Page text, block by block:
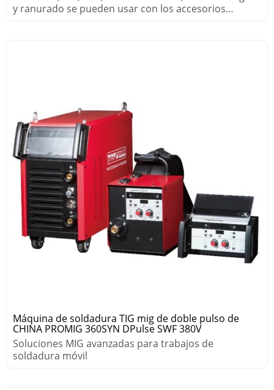
y ranurado se pueden usar con los accesorios
Máquina de soldadura TIG mig de doble pulso de
CHINA PROMIG 360SYN DPulse SWF 380V
Soluciones MIG avanzadas para trabajos de
soldadura móvil